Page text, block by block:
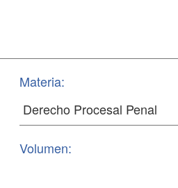
Materia:
Volumen: